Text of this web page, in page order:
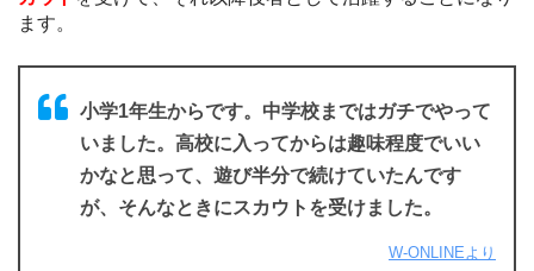
ます。
小学1年生からです。中学校まではガチでやって
いました。高校に入ってからは趣味程度でいい
かなと思って、遊び半分で続けていたんです
が、そんなときにスカウトを受けました。
W-ONLINEより